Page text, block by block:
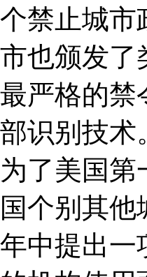
个禁止城市
市也颁发了
最严格的禁
部识别技术
为了美国第
国个别其
年中提出一